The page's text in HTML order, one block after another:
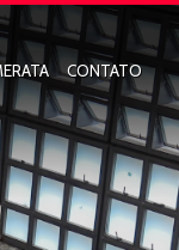
DIRETO
CONTATO